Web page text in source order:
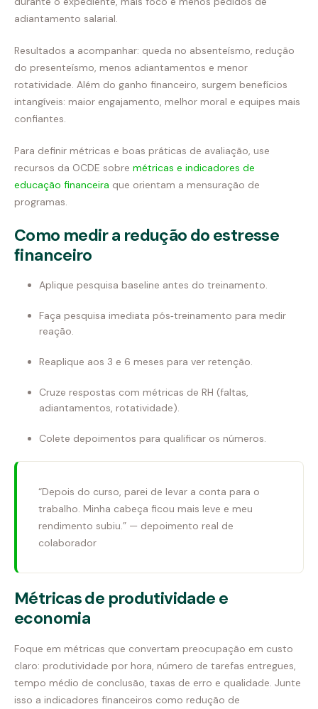
adiantamento salarial.
Resultados a acompanhar: queda no absenteísmo, redução
do presenteísmo, menos adiantamentos e menor
rotatividade. Além do ganho financeiro, surgem benefícios
intangíveis: maior engajamento, melhor moral e equipes mais
confiantes.
Para definir métricas e boas práticas de avaliação, use
recursos da OCDE sobre métricas e indicadores de
educação financeira que orientam a mensuração de
programas.
Como medir a redução do estresse
financeiro
Aplique pesquisa baseline antes do treinamento.
Faça pesquisa imediata pós‑treinamento para medir
reação.
Reaplique aos 3 e 6 meses para ver retenção.
Cruze respostas com métricas de RH (faltas,
adiantamentos, rotatividade).
Colete depoimentos para qualificar os números.
“Depois do curso, parei de levar a conta para o
trabalho. Minha cabeça ficou mais leve e meu
rendimento subiu.” — depoimento real de
colaborador
Métricas de produtividade e
economia
Foque em métricas que convertam preocupação em custo
claro: produtividade por hora, número de tarefas entregues,
tempo médio de conclusão, taxas de erro e qualidade. Junte
isso a indicadores financeiros como redução de